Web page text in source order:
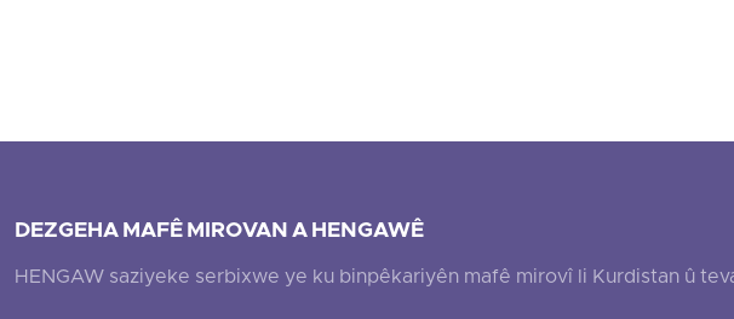
DEZGEHA MAFÊ MIROVAN A HENGAWÊ
HENGAW saziyeke serbixwe ye ku binpêkariyên mafê mirovî li Kurdistan û